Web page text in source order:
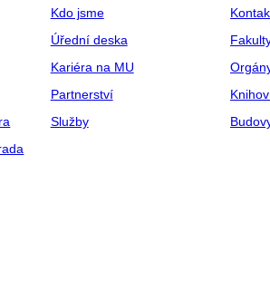
Kdo jsme
Úřední deska
Kariéra na MU
Partnerství
Služby